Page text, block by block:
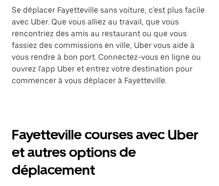
Se déplacer Fayetteville sans voiture, c'est plus facile
avec Uber. Que vous alliez au travail, que vous
rencontriez des amis au restaurant ou que vous
fassiez des commissions en ville, Uber vous aide à
vous rendre à bon port. Connectez-vous en ligne ou
ouvrez l'app Uber et entrez votre destination pour
commencer à vous déplacer à Fayetteville.
Fayetteville courses avec Uber
et autres options de
déplacement